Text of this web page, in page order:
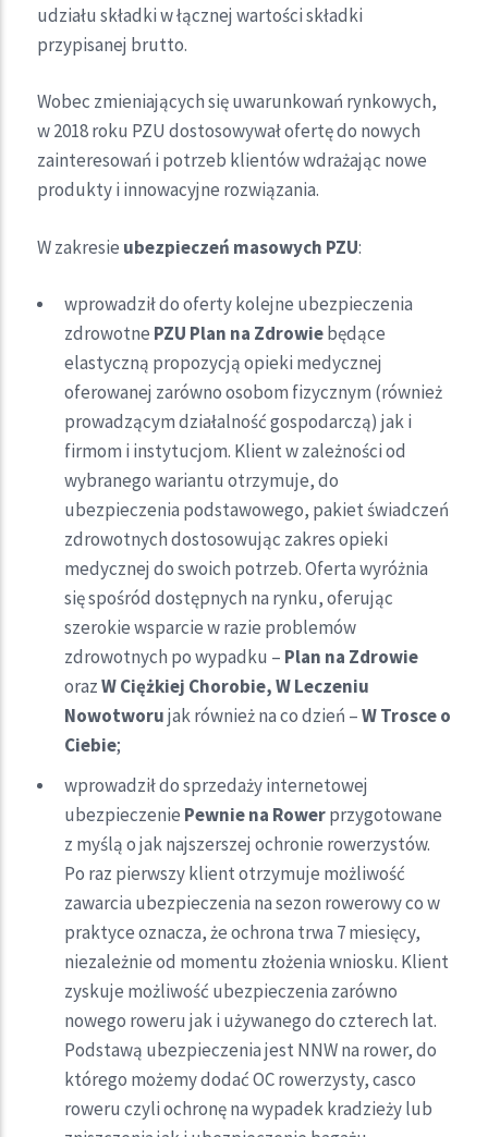
udziału składki w łącznej wartości składki
przypisanej brutto.
Wobec zmieniających się uwarunkowań rynkowych,
w 2018 roku PZU dostosowywał ofertę do nowych
zainteresowań i potrzeb klientów wdrażając nowe
produkty i innowacyjne rozwiązania.
W zakresie ubezpieczeń masowych PZU:
wprowadził do oferty kolejne ubezpieczenia
zdrowotne PZU Plan na Zdrowiebędące
elastyczną propozycją opieki medycznej
oferowanej zarówno osobom fizycznym (również
prowadzącym działalność gospodarczą) jak i
firmom i instytucjom. Klient w zależności od
wybranego wariantu otrzymuje, do
ubezpieczenia podstawowego, pakiet świadczeń
zdrowotnych dostosowując zakres opieki
medycznej do swoich potrzeb. Oferta wyróżnia
się spośród dostępnych na rynku, oferując
szerokie wsparcie w razie problemów
zdrowotnych po wypadku – Plan na Zdrowie
orazW Ciężkiej Chorobie, W Leczeniu
Nowotworujak również na co dzień –W Trosce o
Ciebie;
wprowadził do sprzedaży internetowej
ubezpieczenie Pewnie na Rowerprzygotowane
z myślą o jak najszerszej ochronie rowerzystów.
Po raz pierwszy klient otrzymuje możliwość
zawarcia ubezpieczenia na sezon rowerowy co w
praktyce oznacza, że ochrona trwa 7 miesięcy,
niezależnie od momentu złożenia wniosku. Klient
zyskuje możliwość ubezpieczenia zarówno
nowego roweru jak i używanego do czterech lat.
Podstawą ubezpieczenia jest NNW na rower, do
którego możemy dodać OC rowerzysty, casco
roweru czyli ochronę na wypadek kradzieży lub